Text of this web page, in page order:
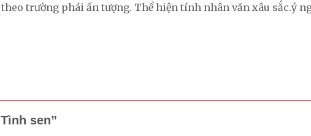
trường phái ấn tượng. Thể hiện tính nhân văn xâu sắc.ý
sen”